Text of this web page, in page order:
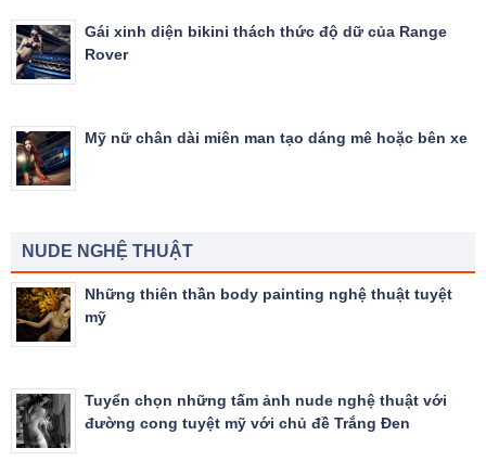
Gái xinh diện bikini thách thức độ dữ của Range
Rover
Mỹ nữ chân dài miên man tạo dáng mê hoặc bên xe
NUDE NGHỆ THUẬT
Những thiên thần body painting nghệ thuật tuyệt
mỹ
Tuyển chọn những tấm ảnh nude nghệ thuật với
đường cong tuyệt mỹ với chủ đề Trắng Đen